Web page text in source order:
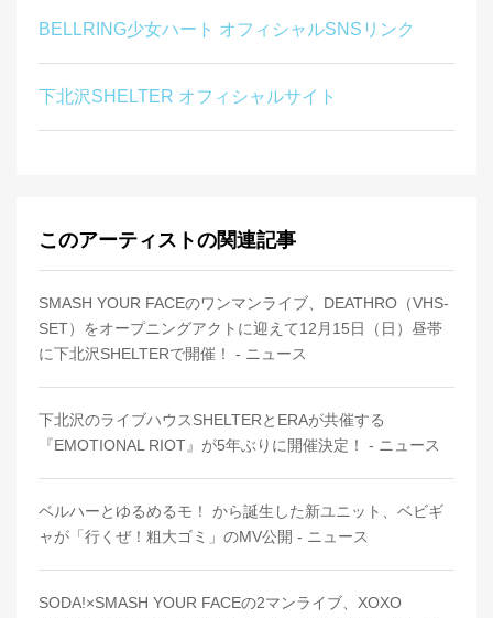
BELLRING少女ハート オフィシャルSNSリンク
下北沢SHELTER オフィシャルサイト
このアーティストの関連記事
SMASH YOUR FACEのワンマンライブ、DEATHRO（VHS-
SET）をオープニングアクトに迎えて12月15日（日）昼帯
に下北沢SHELTERで開催！ - ニュース
下北沢のライブハウスSHELTERとERAが共催する
『EMOTIONAL RIOT』が5年ぶりに開催決定！ - ニュース
ベルハーとゆるめるモ！ から誕生した新ユニット、ベビギ
ャが「行くぜ！粗大ゴミ」のMV公開 - ニュース
SODA!×SMASH YOUR FACEの2マンライブ、XOXO